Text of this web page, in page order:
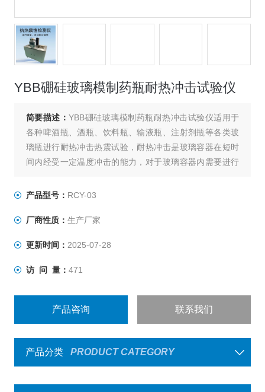
YBB硼硅玻璃模制药瓶耐热冲击试验仪
简要描述：YBB硼硅玻璃模制药瓶耐热冲击试验仪适用于
各种啤酒瓶、酒瓶、饮料瓶、输液瓶、注射剂瓶等各类玻
璃瓶进行耐热冲击热震试验，耐热冲击是玻璃容器在短时
间内经受一定温度冲击的能力，对于玻璃容器内需要进行
产品型号： RCY-03
厂商性质： 生产厂家
更新时间： 2025-07-28
访 问 量： 471
产品咨询 联系我们
产品分类 PRODUCT CATEGORY